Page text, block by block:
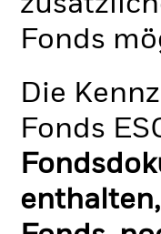
Fonds
Die
Fonds